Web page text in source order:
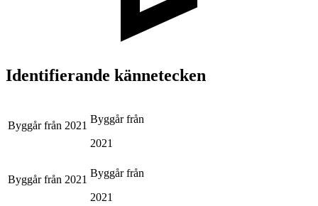
Identifierande kännetecken
Byggår från 2021
Byggår från
2021
Byggår från 2021
Byggår från
2021